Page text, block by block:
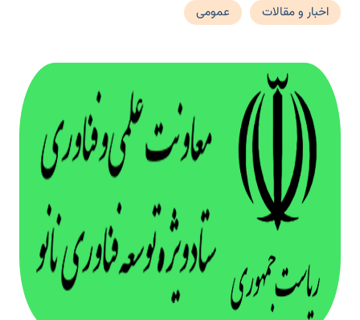
اخبار و مقالات عمومی